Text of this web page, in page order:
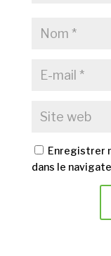
Enregistrer
dans le